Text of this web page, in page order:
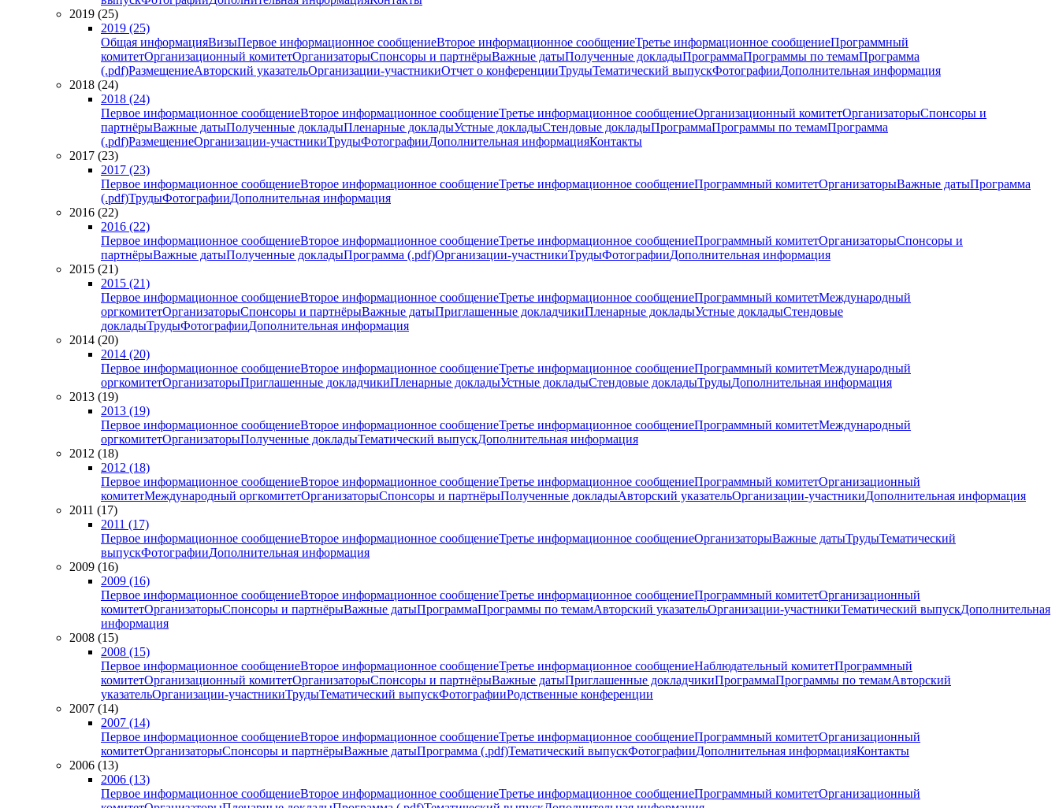
2019 (25)
2019 (25)
Общая информацияВизыПервое информационное сообщениеВторое информационное сообщениеТретье информационное сообщениеПрограммный
комитетОрганизационный комитетОрганизаторыСпонсоры и партнёрыВажные датыПолученные докладыПрограммаПрограммы по темамПрограмма
(.pdf)РазмещениеАвторский указательОрганизации-участникиОтчет о конференцииТрудыТематический выпускФотографииДополнительная информация
2018 (24)
2018 (24)
Первое информационное сообщениеВторое информационное сообщениеТретье информационное сообщениеОрганизационный комитетОрганизаторыСпонсоры и
партнёрыВажные датыПолученные докладыПленарные докладыУстные докладыСтендовые докладыПрограммаПрограммы по темамПрограмма
(.pdf)РазмещениеОрганизации-участникиТрудыФотографииДополнительная информацияКонтакты
2017 (23)
2017 (23)
Первое информационное сообщениеВторое информационное сообщениеТретье информационное сообщениеПрограммный комитетОрганизаторыВажные датыПрограмма
(.pdf)ТрудыФотографииДополнительная информация
2016 (22)
2016 (22)
Первое информационное сообщениеВторое информационное сообщениеТретье информационное сообщениеПрограммный комитетОрганизаторыСпонсоры и
партнёрыВажные датыПолученные докладыПрограмма (.pdf)Организации-участникиТрудыФотографииДополнительная информация
2015 (21)
2015 (21)
Первое информационное сообщениеВторое информационное сообщениеТретье информационное сообщениеПрограммный комитетМеждународный
оргкомитетОрганизаторыСпонсоры и партнёрыВажные датыПриглашенные докладчикиПленарные докладыУстные докладыСтендовые
докладыТрудыФотографииДополнительная информация
2014 (20)
2014 (20)
Первое информационное сообщениеВторое информационное сообщениеТретье информационное сообщениеПрограммный комитетМеждународный
оргкомитетОрганизаторыПриглашенные докладчикиПленарные докладыУстные докладыСтендовые докладыТрудыДополнительная информация
2013 (19)
2013 (19)
Первое информационное сообщениеВторое информационное сообщениеТретье информационное сообщениеПрограммный комитетМеждународный
оргкомитетОрганизаторыПолученные докладыТематический выпускДополнительная информация
2012 (18)
2012 (18)
Первое информационное сообщениеВторое информационное сообщениеТретье информационное сообщениеПрограммный комитетОрганизационный
комитетМеждународный оргкомитетОрганизаторыСпонсоры и партнёрыПолученные докладыАвторский указательОрганизации-участникиДополнительная информация
2011 (17)
2011 (17)
Первое информационное сообщениеВторое информационное сообщениеТретье информационное сообщениеОрганизаторыВажные датыТрудыТематический
выпускФотографииДополнительная информация
2009 (16)
2009 (16)
Первое информационное сообщениеВторое информационное сообщениеТретье информационное сообщениеПрограммный комитетОрганизационный
комитетОрганизаторыСпонсоры и партнёрыВажные датыПрограммаПрограммы по темамАвторский указательОрганизации-участникиТематический выпускДополнительная
информация
2008 (15)
2008 (15)
Первое информационное сообщениеВторое информационное сообщениеТретье информационное сообщениеНаблюдательный комитетПрограммный
комитетОрганизационный комитетОрганизаторыСпонсоры и партнёрыВажные датыПриглашенные докладчикиПрограммаПрограммы по темамАвторский
указательОрганизации-участникиТрудыТематический выпускФотографииРодственные конференции
2007 (14)
2007 (14)
Первое информационное сообщениеВторое информационное сообщениеТретье информационное сообщениеПрограммный комитетОрганизационный
комитетОрганизаторыСпонсоры и партнёрыВажные датыПрограмма (.pdf)Тематический выпускФотографииДополнительная информацияКонтакты
2006 (13)
2006 (13)
Первое информационное сообщениеВторое информационное сообщениеТретье информационное сообщениеПрограммный комитетОрганизационный